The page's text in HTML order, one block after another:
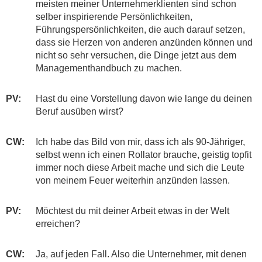
meisten meiner Unternehmerklienten sind schon
selber inspirierende Persönlichkeiten,
Führungspersönlichkeiten, die auch darauf setzen,
dass sie Herzen von anderen anzünden können und
nicht so sehr versuchen, die Dinge jetzt aus dem
Managementhandbuch zu machen.
PV:
​​​​​​Hast du eine Vorstellung davon wie lange du deinen
Beruf ausüben wirst?
CW:
​​​​​​​Ich habe das Bild von mir, dass ich als 90-Jähriger,
selbst wenn ich einen Rollator brauche, geistig topfit
immer noch diese Arbeit mache und sich die Leute
von meinem Feuer weiterhin anzünden lassen.
PV:
​​​​​​Möchtest du mit deiner Arbeit etwas in der Welt
erreichen?
CW: ​​​​​​​Ja, auf jeden Fall. Also die Unternehmer, mit denen